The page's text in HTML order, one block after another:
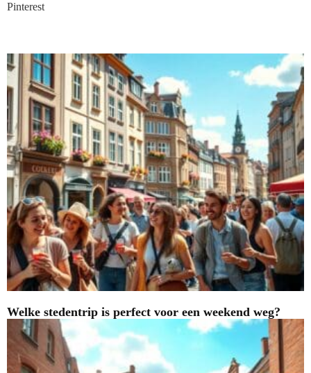
Pinterest
Welke stedentrip is perfect voor een weekend weg?